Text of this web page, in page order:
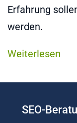
Erfahrung
werden.
Weiterlesen
SEO-